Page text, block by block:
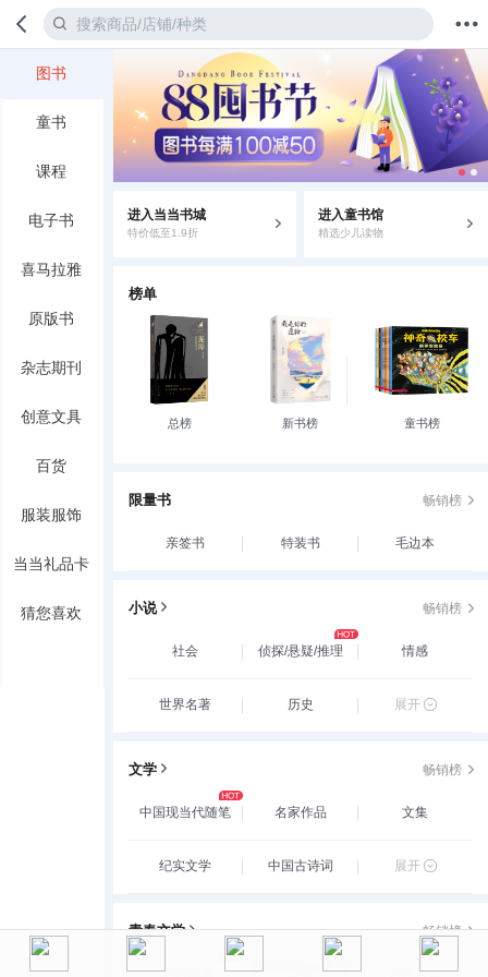
值得买 我的当当
图书
童书
课程
电子书
喜马拉雅
原版书
杂志期刊
创意文具
百货
服装服饰
当当礼品卡
猜您喜欢
进入当当书城
特价低至1.9折
进入童书馆
精选少儿读物
榜单
总榜 新书榜 童书榜
限量书 畅销榜
亲签书 特装书 毛边本
小说 畅销榜
社会 侦探/悬疑/推理 情感
世界名著 历史 展开
文学 畅销榜
中国现当代随笔 名家作品 文集
纪实文学 中国古诗词 展开
青春文学 畅销榜
玄幻/新武侠/魔幻/